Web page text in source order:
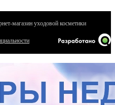
магазин уходовой косметики